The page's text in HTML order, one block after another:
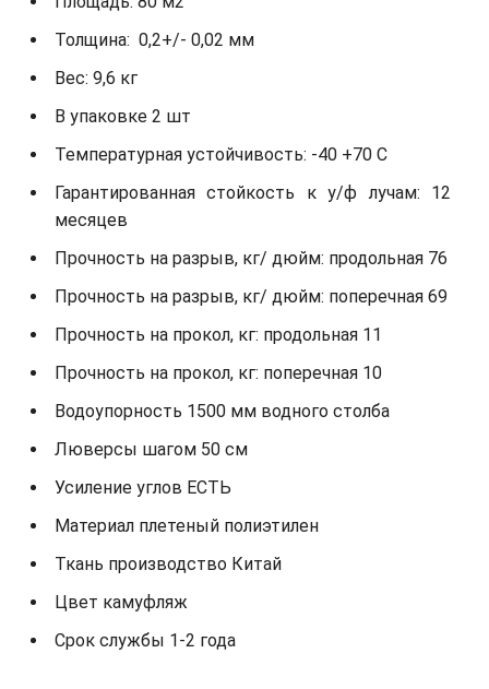
Толщина: 0,2+/- 0,02 мм
Вес: 9,6 кг
В упаковке 2 шт
Температурная устойчивость: -40 +70 С
Гарантированная стойкость к у/ф лучам: 12
месяцев
Прочность на разрыв, кг/ дюйм: продольная 76
Прочность на разрыв, кг/ дюйм: поперечная 69
Прочность на прокол, кг: продольная 11
Прочность на прокол, кг: поперечная 10
Водоупорность 1500 мм водного столба
Люверсы шагом 50 см
Усиление углов ЕСТЬ
Материал плетеный полиэтилен
Ткань производство Китай
Цвет камуфляж
Срок службы 1-2 года